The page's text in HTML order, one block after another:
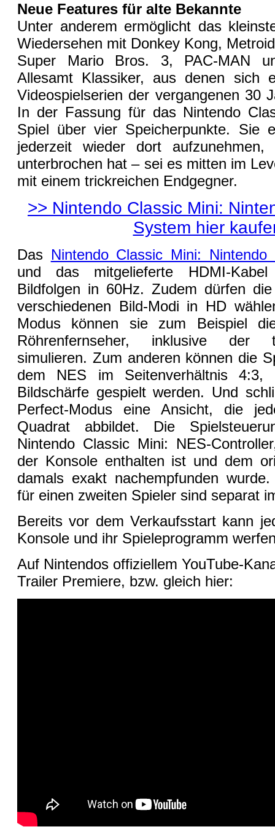
Neue Features für alte Bekannte
Unter anderem ermöglicht das
Wiedersehen mit Donkey Kong,
Super Mario Bros. 3, PAC-MAN
Allesamt Klassiker, aus denen sich
Videospielserien der vergangenen 30
In der Fassung für das Nintendo
Spiel über vier Speicherpunkte. Sie
jederzeit wieder dort
unterbrochen hat – sei es mitten im
mit einem trickreichen Endgegner.
>> Nintendo Classic Mini:
System hier
Das Nintendo Classic Mini: Nintendo
und das mitgelieferte HDMI-
Bildfolgen in 60Hz. Zudem dürfen
verschiedenen Bild-Modi in HD
Modus können sie zum Beispiel
Röhrenfernseher, inklusive der
simulieren. Zum anderen können die
dem NES im Seitenverhältnis 4:3,
Bildschärfe gespielt werden. Und
Perfect-Modus eine Ansicht, die
Quadrat abbildet. Die
Nintendo Classic Mini: NES-
der Konsole enthalten ist und dem
damals exakt nachempfunden
für einen zweiten Spieler sind separat
Bereits vor dem Verkaufsstart kann
Konsole und ihr Spieleprogramm
Auf Nintendos offiziellem YouTube-
Trailer Premiere, bzw. gleich hier: